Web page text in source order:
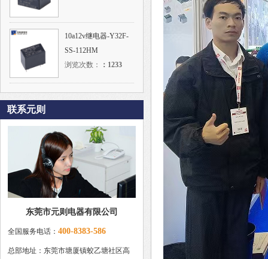
10a12v继电器-Y32F-
SS-112HM
浏览次数：
： 1233
联系元则
东莞市元则电器有限公司
全国服务电话： 400-8383-586
总部地址：东莞市塘厦镇蛟乙塘社区高